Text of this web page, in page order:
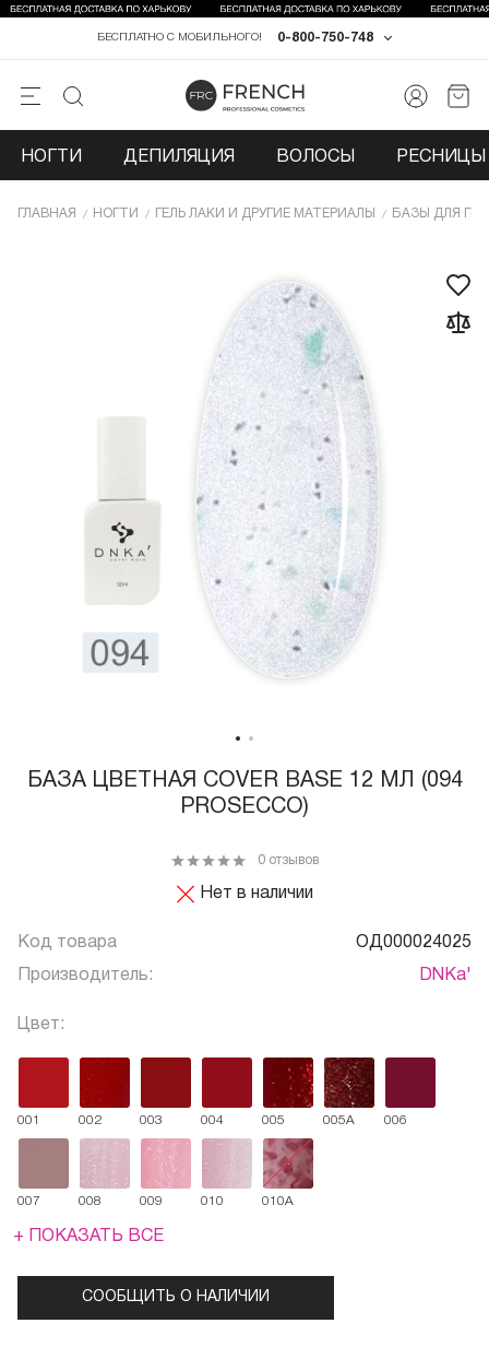
0-800-750-748
БЕСПЛАТНО С МОБИЛЬНОГО!
НОГТИ ДЕПИЛЯЦИЯ ВОЛОСЫ РЕСНИЦЫ
ГЛАВНАЯ НОГТИ ГЕЛЬ ЛАКИ И ДРУГИЕ МАТЕРИАЛЫ БАЗЫ ДЛЯ
БАЗА ЦВЕТНАЯ COVER BASE 12 МЛ (094
PROSECCO)
Нет в наличии
0 отзывов
Код товара ОД000024025
Производитель: DNKa'
Цвет:
001 002 003 004 005 005A 006
007 008 009 010 010A
+ ПОКАЗАТЬ ВСЕ
СООБЩИТЬ О НАЛИЧИИ